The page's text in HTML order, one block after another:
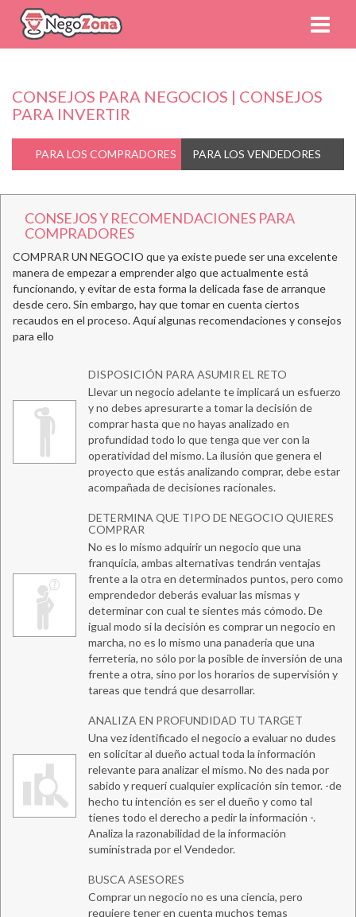
CONSEJOS PARA NEGOCIOS | CONSEJOS
PARA INVERTIR
PARA LOS COMPRADORES PARA LOS VENDEDORES
CONSEJOS Y RECOMENDACIONES PARA
COMPRADORES
COMPRAR UN NEGOCIO que ya existe puede ser una excelente
manera de empezar a emprender algo que actualmente está
funcionando, y evitar de esta forma la delicada fase de arranque
desde cero. Sin embargo, hay que tomar en cuenta ciertos
recaudos en el proceso. Aquí algunas recomendaciones y consejos
para ello
DISPOSICIÓN PARA ASUMIR EL RETO
Llevar un negocio adelante te implicará un esfuerzo
y no debes apresurarte a tomar la decisión de
comprar hasta que no hayas analizado en
profundidad todo lo que tenga que ver con la
operatividad del mismo. La ilusión que genera el
proyecto que estás analizando comprar, debe estar
acompañada de decisiones racionales.
DETERMINA QUE TIPO DE NEGOCIO QUIERES
COMPRAR
No es lo mismo adquirir un negocio que una
franquicia, ambas alternativas tendrán ventajas
frente a la otra en determinados puntos, pero como
emprendedor deberás evaluar las mismas y
determinar con cual te sientes más cómodo. De
igual modo si la decisión es comprar un negocio en
marcha, no es lo mismo una panadería que una
ferretería, no sólo por la posible de inversión de una
frente a otra, sino por los horarios de supervisión y
tareas que tendrá que desarrollar.
ANALIZA EN PROFUNDIDAD TU TARGET
Una vez identificado el negocio a evaluar no dudes
en solicitar al dueño actual toda la información
relevante para analizar el mismo. No des nada por
sabido y requerí cualquier explicación sin temor. -de
hecho tu intención es ser el dueño y como tal
tienes todo el derecho a pedir la información -.
Analiza la razonabilidad de la información
suministrada por el Vendedor.
BUSCA ASESORES
Comprar un negocio no es una ciencia, pero
requiere tener en cuenta muchos temas